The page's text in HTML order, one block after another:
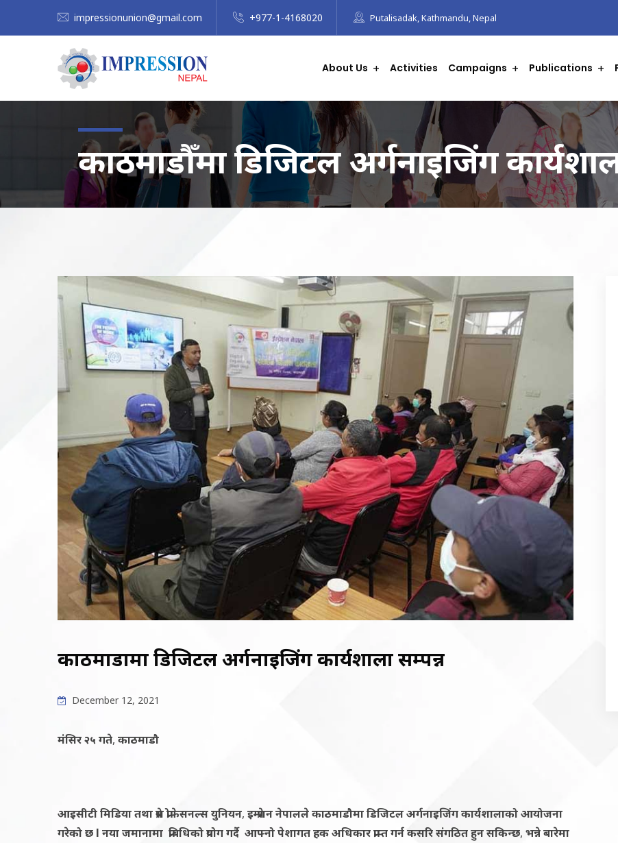
impressionunion@gmail.com +977-1-4168020 Putalisadak, Kathmandu, Nepal
About Us Activities Campaigns Publications
काठमाडौँमा डिजिटल अर्गनाइजिंग
काठमाडौँमा डिजिटल अर्गनाइजिंग कार्यशाला सम्पन्न
December 12, 2021
मंसिर २५ गते, काठमाडौ
आइसीटी मिडिया तथा प्रेस प्रोफेसनल्स युनियन, इम्प्रेशन नेपालले काठमाडौमा डिजिटल अर्गनाइजिंग कार्यशालाकोआयोजना
गरेको छ l नया जमानामा प्रबिधिको प्रयोग गर्दै आफ्नो पेशागत हक अधिकार प्राप्त गर्न कसरि संगठित हुन सकिन्छ, भन्ने बारेमा